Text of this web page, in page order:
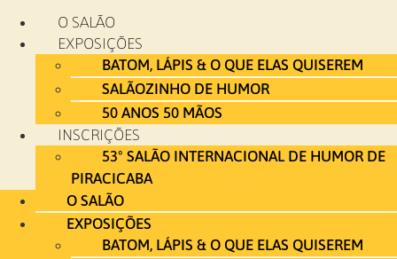
para
conteúdo
O SALÃO
EXPOSIÇÕES
BATOM, LÁPIS & O QUE ELAS QUISEREM
SALÃOZINHO DE HUMOR
50 ANOS 50 MÃOS
INSCRIÇÕES
53º SALÃO INTERNACIONAL DE HUMOR DE
PIRACICABA
O SALÃO
EXPOSIÇÕES
BATOM, LÁPIS & O QUE ELAS QUISEREM